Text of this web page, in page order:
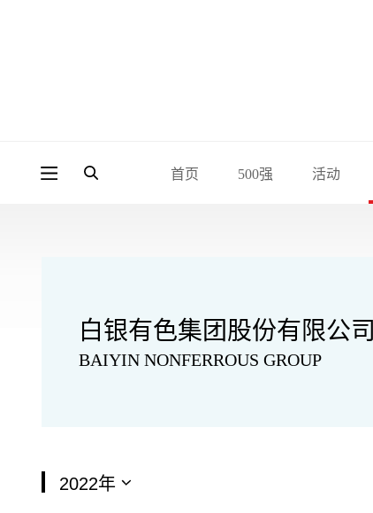
首页 500强 活动
白银有色集团股份有限公司
BAIYIN NONFERROUS GROUP